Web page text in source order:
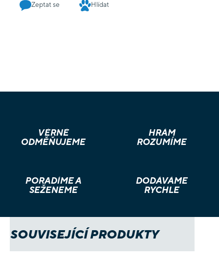
Zeptat se Hlídat
VĚRNÉ
ODMĚŇUJEME
HRÁM
ROZUMÍME
PORADÍME A
SEŽENEME
DODÁVÁME
RYCHLE
SOUVISEJÍCÍ PRODUKTY